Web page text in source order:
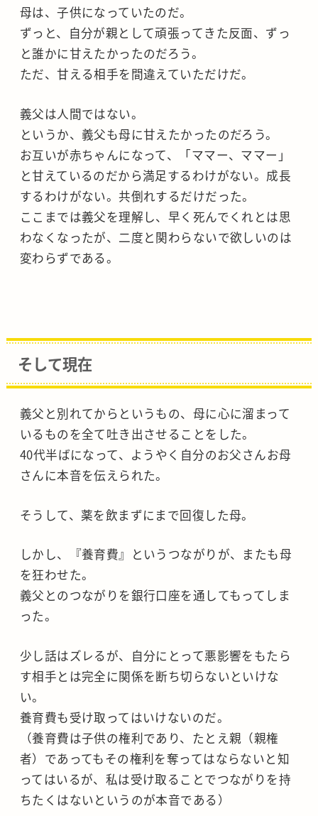
母は、子供になっていたのだ。
ずっと、自分が親として頑張ってきた反面、ずっ
と誰かに甘えたかったのだろう。
ただ、甘える相手を間違えていただけだ。
義父は人間ではない。
というか、義父も母に甘えたかったのだろう。
お互いが赤ちゃんになって、「ママー、ママー」
と甘えているのだから満足するわけがない。成長
するわけがない。共倒れするだけだった。
ここまでは義父を理解し、早く死んでくれとは思
わなくなったが、二度と関わらないで欲しいのは
変わらずである。
そして現在
義父と別れてからというもの、母に心に溜まって
いるものを全て吐き出させることをした。
40代半ばになって、ようやく自分のお父さんお母
さんに本音を伝えられた。
そうして、薬を飲まずにまで回復した母。
しかし、『養育費』というつながりが、またも母
を狂わせた。
義父とのつながりを銀行口座を通してもってしま
った。
少し話はズレるが、自分にとって悪影響をもたら
す相手とは完全に関係を断ち切らないといけな
い。
養育費も受け取ってはいけないのだ。
（養育費は子供の権利であり、たとえ親（親権
者）であってもその権利を奪ってはならないと知
ってはいるが、私は受け取ることでつながりを持
ちたくはないというのが本音である）